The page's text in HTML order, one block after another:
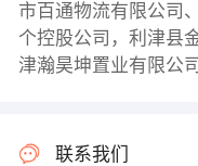
市百通物流有限公司
个控股公司，利津县
津瀚昊坤置业有限公
联系我们